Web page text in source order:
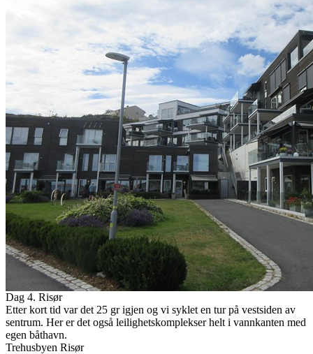
Dag 4. Risør
Etter kort tid var det 25 gr igjen og vi syklet en tur på vestsiden av
sentrum. Her er det også leilighetskomplekser helt i vannkanten med
egen båthavn.
Trehusbyen Risør